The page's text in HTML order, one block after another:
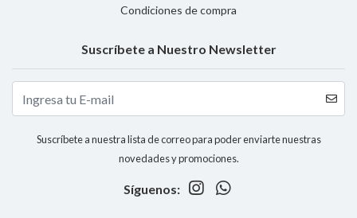
Condiciones de compra
Suscríbete a Nuestro Newsletter
Suscríbete a nuestra lista de correo para poder enviarte nuestras
novedades y promociones.
Síguenos: